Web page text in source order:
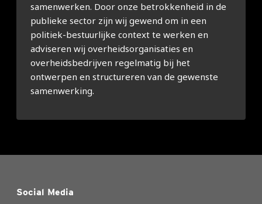
samenwerken. Door onze betrokkenheid in de
publieke sector zijn wij gewend om in een
politiek-bestuurlijke context te werken en
adviseren wij overheidsorganisaties en
overheidsbedrijven regelmatig bij het
ontwerpen en structureren van de gewenste
samenwerking.
Social Media